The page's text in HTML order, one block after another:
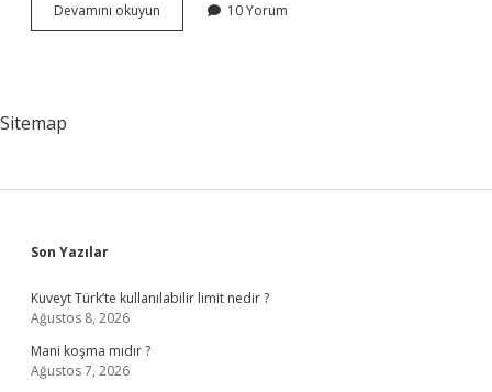
Devamını okuyun
Ilacın
10 Yorum
Sitemap
Sidebar
Son Yazılar
Kuveyt Türk’te kullanılabilir limit nedir ?
Ağustos 8, 2026
Mani koşma mıdır ?
Ağustos 7, 2026